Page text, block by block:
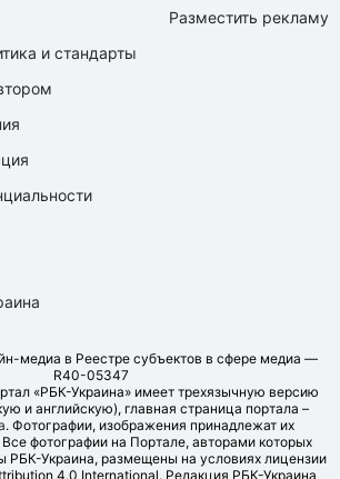
и стандарты
Разместить рекламу
медиа в Реестре субъектов в сфере медиа —
R40-05347
«РБК-Украина» имеет трехязычную версию
и английскую), главная страница портала –
. Фотографии, изображения принадлежат их
фотографии на Портале, авторами которых
РБК-Украина, размещены на условиях лицензии
4.0 International. Редакция РБК-Украина